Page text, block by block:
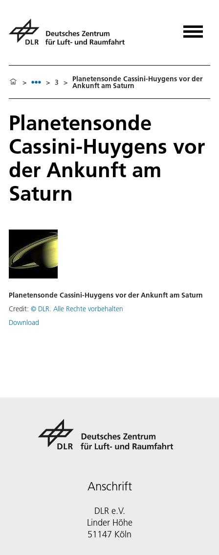
> > 3 > Planetensonde Cassini-Huygens vor der
Ankunft am Saturn
Planetensonde
Cassini-Huygens vor
der Ankunft am
Saturn
Planetensonde Cassini-Huygens vor der Ankunft am Saturn
Credit: © DLR. Alle Rechte vorbehalten
Download
Anschrift
DLR e.V.
Linder Höhe
51147 Köln